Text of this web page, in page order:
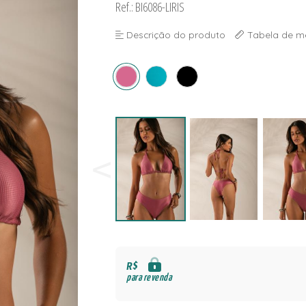
Ref.: BI6086-LIRIS
Descrição do produto Tabela de
R$
para revenda